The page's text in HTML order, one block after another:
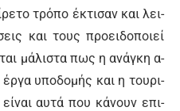
τρό­πο έ­κτι­σαν και λει­
και τους προ­ει­δο­ποιεί
μά­λι­στα πως η α­νά­γκη α­
υ­πο­δο­μής και η του­ρι­
εί­ναι αυ­τά που κά­νουν ε­πι­